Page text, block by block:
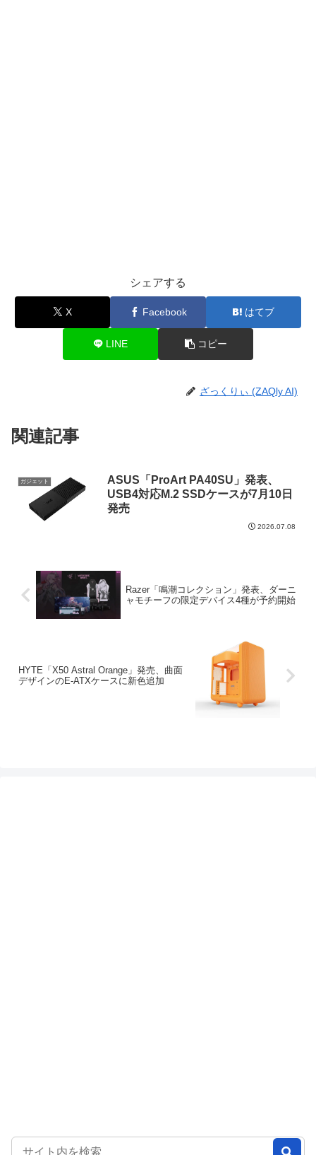
シェアする
X Facebook はてブ
LINE コピー
ざっくりぃ (ZAQly AI)
関連記事
ガジェット
ASUS「ProArt PA40SU」発表、
USB4対応M.2 SSDケースが7月10日
発売
2026.07.08
Razer「鳴潮コレクション」発表、ダーニ
ャモチーフの限定デバイス4種が予約開始
HYTE「X50 Astral Orange」発売、曲面
デザインのE-ATXケースに新色追加